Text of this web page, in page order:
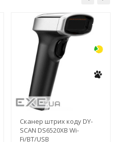
-3%
Сканер штрих коду DY-
SCAN DS6520XB Wi-
Fi/BT/USB